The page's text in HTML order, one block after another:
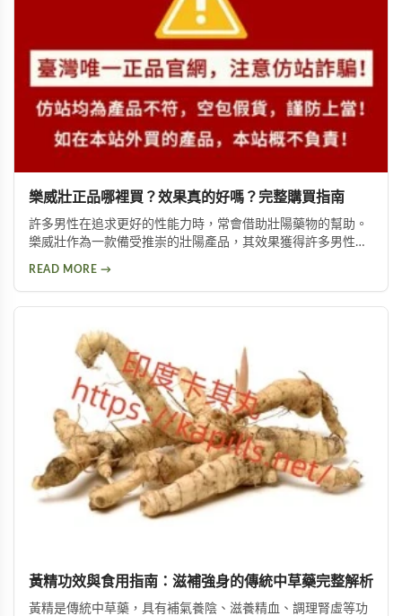
樂威壯正品哪裡買？效果真的好嗎？完整購買指南
許多男性在追求更好的性能力時，常會借助壯陽藥物的幫助。
樂威壯作為一款備受推崇的壯陽產品，其效果獲得許多男性朋
READ MORE →
黃精功效與食用指南：滋補強身的傳統中草藥完整解析
黃精是傳統中草藥，具有補氣養陰、滋養精血、調理腎虛等功